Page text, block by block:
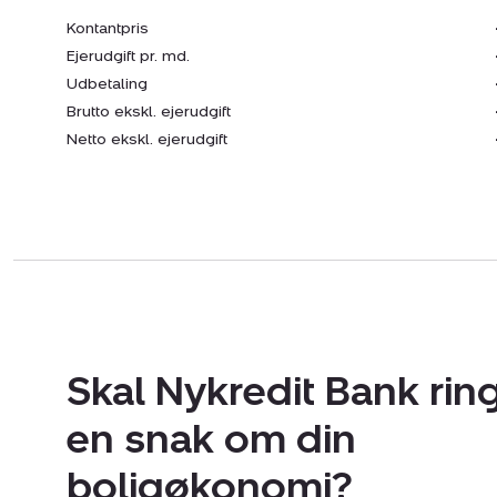
Kontantpris
Ejerudgift pr. md.
Udbetaling
Brutto ekskl. ejerudgift
Netto ekskl. ejerudgift
Skal Nykredit Bank
en snak om din
boligøkonomi?